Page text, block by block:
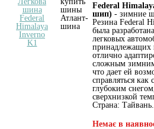
Federal
шип) - зимние
Резина Federal
была
легковых
принадлежащих
отлично
сложным
что дает ей
справляться как
глубоким
сверхнизкой
Страна: Тайвань.
Немає в